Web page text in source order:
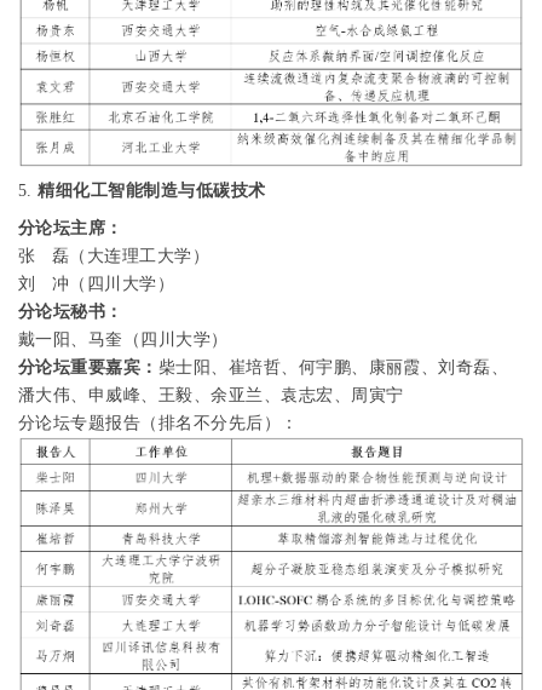
5.精细化工智能制造与低碳技术
分论坛主席：
张
磊（大连理工大学）
刘
冲（四川大学）
分论坛秘书：
戴一阳、马奎（四川大学）
分论坛重要嘉宾： 柴士阳、崔培哲、何宇鹏、康丽霞、刘奇磊、
潘大伟、申威峰、王毅、余亚兰、袁志宏、周寅宁
分论坛专题报告（排名不分先后）：